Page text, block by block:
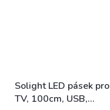
Solight LED pásek pro
TV, 100cm, USB,